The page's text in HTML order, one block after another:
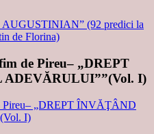
de Pireu– „DREPT
I)